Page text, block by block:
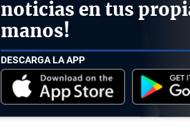
noticias en tus
manos!
DESCARGA LA APP